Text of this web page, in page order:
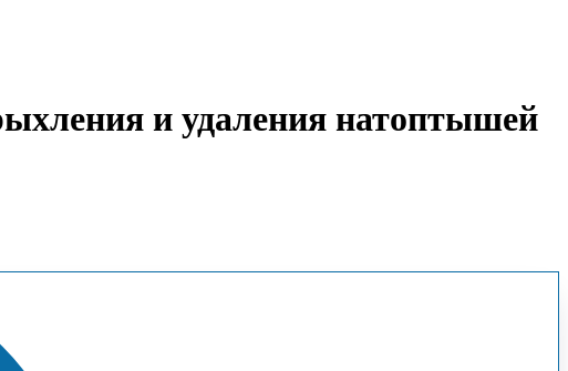
и удаления натоптышей